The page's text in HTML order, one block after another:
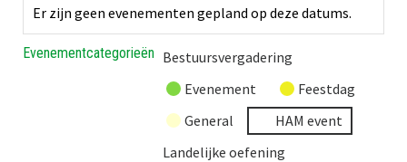
Er zijn geen evenementen gepland op deze datums.
Evenementcategorieën Bestuursvergadering
Evenement
Feestdag
General
HAM event
Landelijke oefening